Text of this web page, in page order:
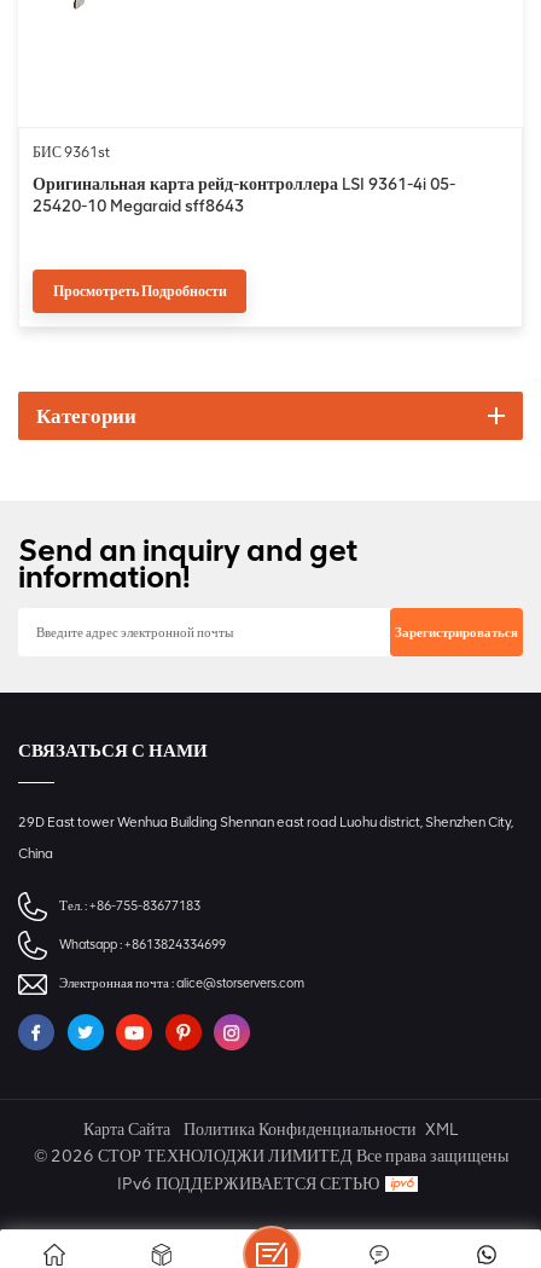
БИС 9361st
Оригинальная карта рейд-контроллера LSI 9361-4i 05-
25420-10 Megaraid sff8643
Просмотреть Подробности
Категории
Send an inquiry and get
information!
СВЯЗАТЬСЯ С НАМИ
29D East tower Wenhua Building Shennan east road Luohu district, Shenzhen City,
China
Тел. :+86-755-83677183
Whatsapp :+8613824334699
Электронная почта :alice@storservers.com
Карта Сайта Политика Конфиденциальности XML
© 2026 СТОР ТЕХНОЛОДЖИ ЛИМИТЕД Все права защищены
IPv6 ПОДДЕРЖИВАЕТСЯ СЕТЬЮ